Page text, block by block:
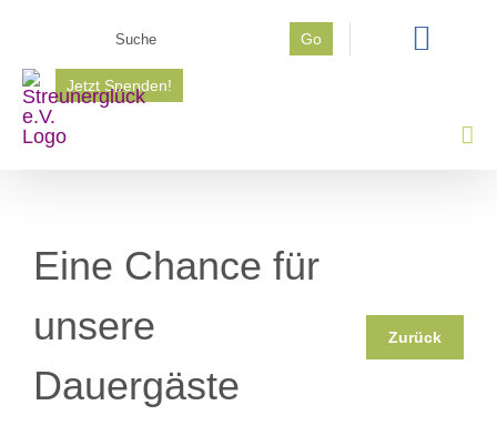
springen
Go
Jetzt Spenden!
Eine Chance für
unsere
Dauergäste
Zurück